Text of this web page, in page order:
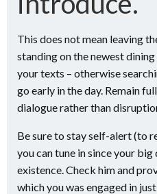
This does not mean leaving
standing on the newest
your texts – otherwise
go early in the day. Remain
dialogue rather than
Be sure to stay self-alert (to
you can tune in since your
existence. Check him and
which you was engaged in